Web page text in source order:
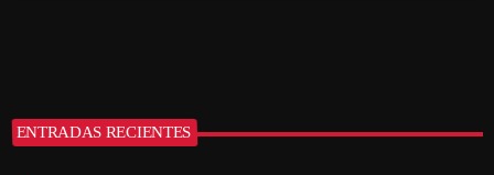
ENTRADAS RECIENTES